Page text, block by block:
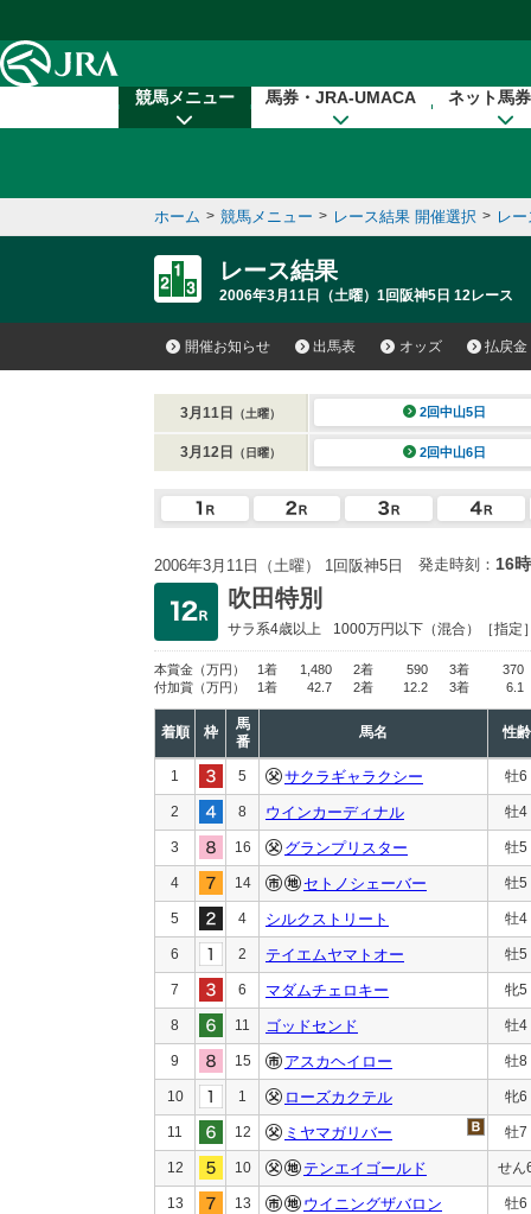
競馬メニュー 馬券・JRA-UMACA ネット馬
ホーム > 競馬メニュー > レース結果 開催選択 > レ
レース結果
2006年3月11日（土曜）1回阪神5日 12レース
開催お知らせ 出馬表 オッズ 払戻金
3月11日 （土曜） 2回中山5日
3月12日 （日曜） 2回中山6日
2006年3月11日（土曜） 1回阪神5日 発走時刻： 16
吹田特別
サラ系4歳以上 1000万円以下 （混合）［指定
本賞金 （万円） 1着 1,480 2着 590 3着
370
付加賞 （万円） 1着 42.7 2着 12.2 3着 6.1
着順 枠
馬
番
馬名 性齢
1 5 サクラギャラクシー 牡6
2 8 ウインカーディナル 牡4
3 16 グランプリスター 牡5
4 14 セトノシェーバー 牡5
5 4 シルクストリート 牡4
6 2 テイエムヤマトオー 牡5
7 6 マダムチェロキー 牝5
8 11 ゴッドセンド 牡4
9 15 アスカヘイロー 牡8
10 1 ローズカクテル 牝6
11 12 ミヤマガリバー 牡7
12 10 テンエイゴールド せん
13 13 ウイニングザバロン 牡6